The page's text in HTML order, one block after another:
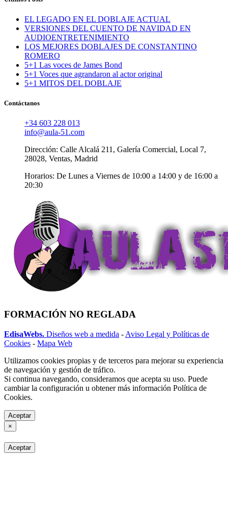
EL LEGADO EN EL DOBLAJE ACTUAL
VERSIONES DEL CUENTO DE NAVIDAD EN
AUDIOENTRETENIMIENTO
LOS MEJORES DOBLAJES DE CONSTANTINO
ROMERO
5+1 Las voces de James Bond
5+1 Voces que agrandaron al actor original
5+1 MITOS DEL DOBLAJE
Contáctanos
+34 603 228 013
info@aula-51.com
Dirección: Calle Alcalá 211, Galería Comercial, Local 7,
28028, Ventas, Madrid
Horarios: De Lunes a Viernes de 10:00 a 14:00 y de 16:00 a
20:30
FORMACIÓN NO REGLADA
EdisaWebs. Diseños web a medida - Aviso Legal y Políticas de
Cookies - Mapa Web
Utilizamos cookies propias y de terceros para mejorar su experiencia
de navegación y gestión de tráfico.
Si continua navegando, consideramos que acepta su uso. Puede
cambiar la configuración u obtener más información Política de
Cookies.
Aceptar
×
Aceptar